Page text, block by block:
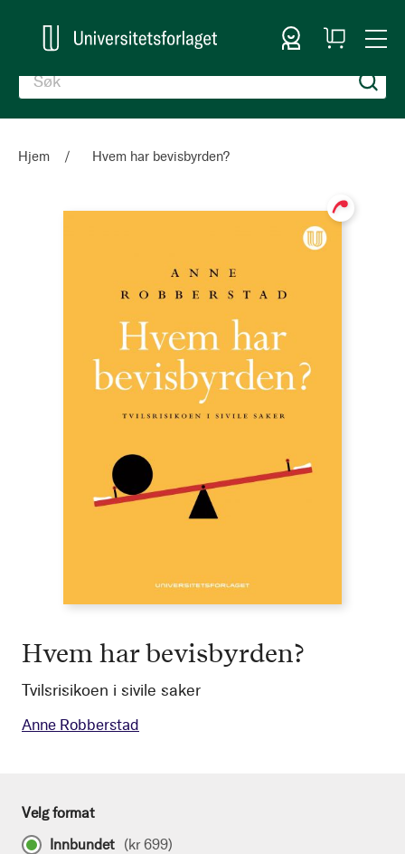
Logg inn
Handlekurv
Hjem Hvem har bevisbyrden?
Hvem har bevisbyrden?
Tvilsrisikoen i sivile saker
Anne Robberstad
Velg format
Innbundet (kr 699)